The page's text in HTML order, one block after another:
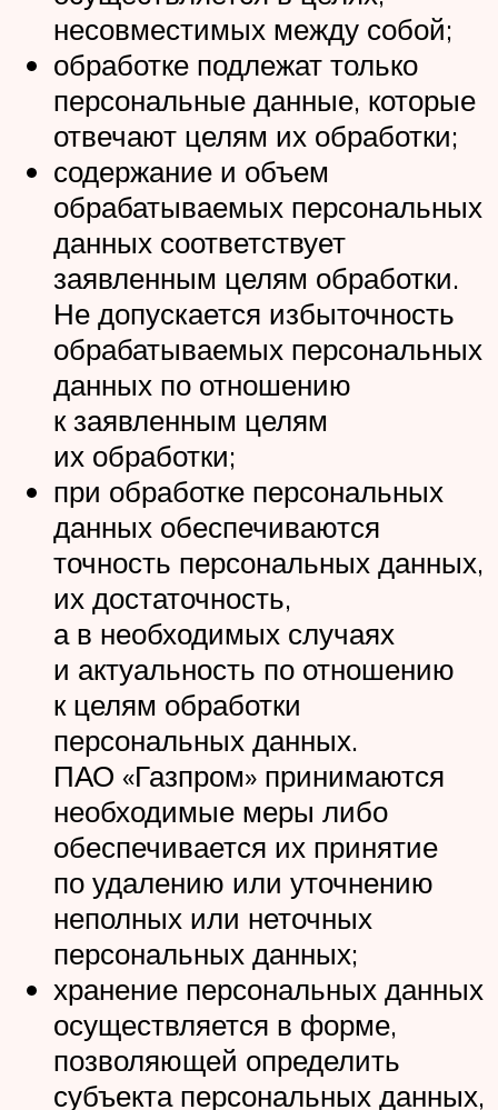
несовместимых между собой;
обработке подлежат только
персональные данные, которые
отвечают целям их обработки;
содержание и объем
обрабатываемых персональных
данных соответствует
заявленным целям обработки.
Не допускается избыточность
обрабатываемых персональных
данных по отношению
к заявленным целям
их обработки;
при обработке персональных
данных обеспечиваются
точность персональных данных,
их достаточность,
а в необходимых случаях
и актуальность по отношению
к целям обработки
персональных данных.
ПАО «Газпром» принимаются
необходимые меры либо
обеспечивается их принятие
по удалению или уточнению
неполных или неточных
персональных данных;
хранение персональных данных
осуществляется в форме,
позволяющей определить
субъекта персональных данных,